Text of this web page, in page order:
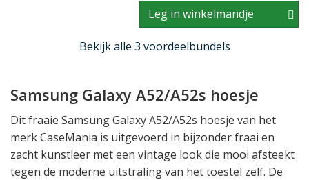
Leg in winkelmandje
Bekijk alle 3 voordeelbundels
Samsung Galaxy A52/A52s hoesje
Dit fraaie Samsung Galaxy A52/A52s hoesje van het
merk CaseMania is uitgevoerd in bijzonder fraai en
zacht kunstleer met een vintage look die mooi afsteekt
tegen de moderne uitstraling van het toestel zelf. De